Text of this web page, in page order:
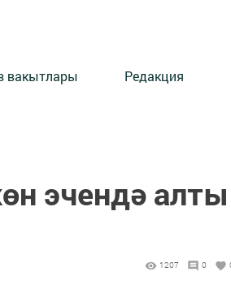
вакытлары Редакция
эчендә алты
1207 0